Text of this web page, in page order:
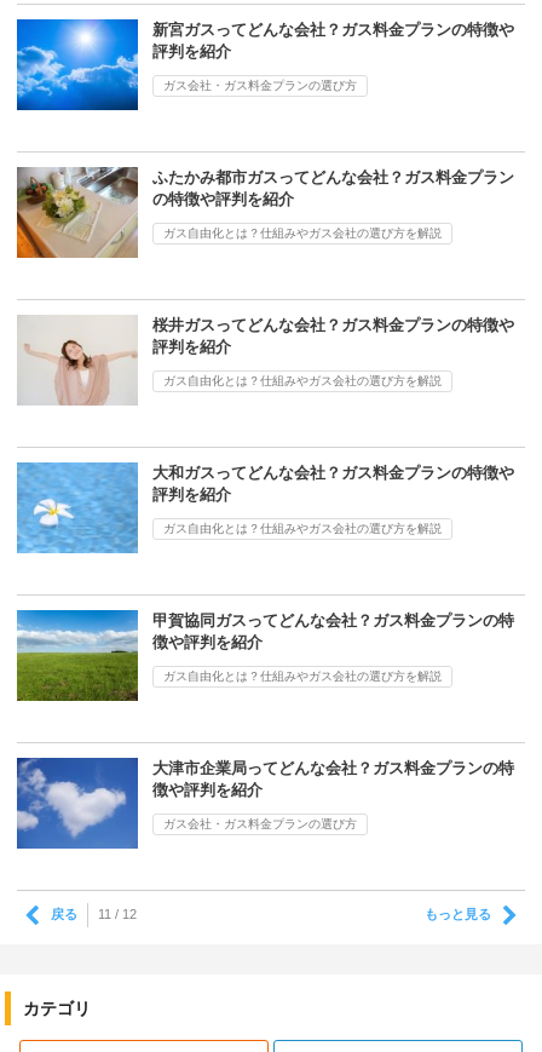
新宮ガスってどんな会社？ガス料金プランの特徴や
評判を紹介
ガス会社・ガス料金プランの選び方
ふたかみ都市ガスってどんな会社？ガス料金プラン
の特徴や評判を紹介
ガス自由化とは？仕組みやガス会社の選び方を解説
桜井ガスってどんな会社？ガス料金プランの特徴や
評判を紹介
ガス自由化とは？仕組みやガス会社の選び方を解説
大和ガスってどんな会社？ガス料金プランの特徴や
評判を紹介
ガス自由化とは？仕組みやガス会社の選び方を解説
甲賀協同ガスってどんな会社？ガス料金プランの特
徴や評判を紹介
ガス自由化とは？仕組みやガス会社の選び方を解説
大津市企業局ってどんな会社？ガス料金プランの特
徴や評判を紹介
ガス会社・ガス料金プランの選び方
戻る 11 / 12 もっと見る
カテゴリ